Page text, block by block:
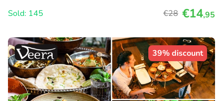
Sold: 145
€28 €14,95
39% discount